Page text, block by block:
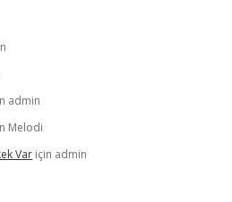
admin
Melodi
Var için admin